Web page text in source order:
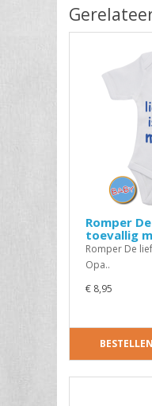
Romper
toevallig
Romper De
Opa..
€ 8,95
BESTELLEN